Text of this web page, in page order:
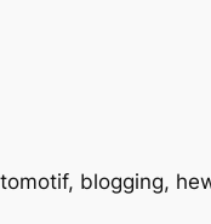
blogging,